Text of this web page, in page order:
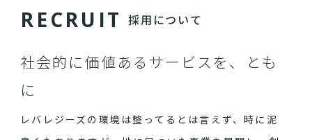
RECRU IT 採用について
社会的に価値あるサービスを、とも
に
レバレジーズの環境は整ってるとは言えず、時に泥